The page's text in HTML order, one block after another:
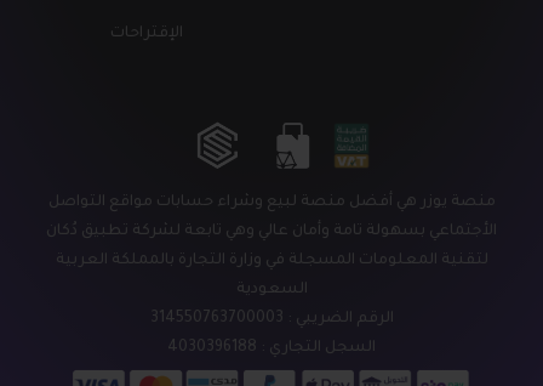
منصة يوزر هي أفضل منصة لبيع وشراء حسابات مواقع التواصل
الأجتماعي بسهولة تامة وأمان عالي وهي تابعة لشركة تطبيق دُكان
لتقنية المعلومات المسجلة في وزارة التجارة بالمملكة العربية
السعودية
الرقم الضريبي : 314550763700003
السجل التجاري : 4030396188
الإقتراحات